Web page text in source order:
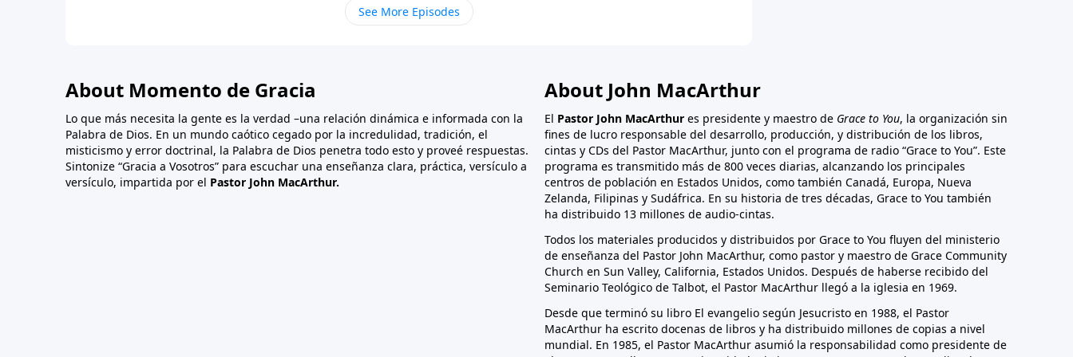
See More Episodes
About Momento de Gracia
Lo que más necesita la gente es la verdad –una relación dinámica e informada con la
Palabra de Dios. En un mundo caótico cegado por la incredulidad, tradición, el
misticismo y error doctrinal, la Palabra de Dios penetra todo esto y proveé respuestas.
Sintonize “Gracia a Vosotros” para escuchar una enseñanza clara, práctica, versículo a
versículo, impartida por el Pastor John MacArthur.
About John MacArthur
El Pastor John MacArthur es presidente y maestro de Grace to You, la organización sin
fines de lucro responsable del desarrollo, producción, y distribución de los libros,
cintas y CDs del Pastor MacArthur, junto con el programa de radio “Grace to You”. Este
programa es transmitido más de 800 veces diarias, alcanzando los principales
centros de población en Estados Unidos, como también Canadá, Europa, Nueva
Zelanda, Filipinas y Sudáfrica. En su historia de tres décadas, Grace to You también
ha distribuido 13 millones de audio-cintas.
Todos los materiales producidos y distribuidos por Grace to You fluyen del ministerio
de enseñanza del Pastor John MacArthur, como pastor y maestro de Grace Community
Church en Sun Valley, California, Estados Unidos. Después de haberse recibido del
Seminario Teológico de Talbot, el Pastor MacArthur llegó a la iglesia en 1969.
Desde que terminó su libro El evangelio según Jesucristo en 1988, el Pastor
MacArthur ha escrito docenas de libros y ha distribuido millones de copias a nivel
mundial. En 1985, el Pastor MacArthur asumió la responsabilidad como presidente de